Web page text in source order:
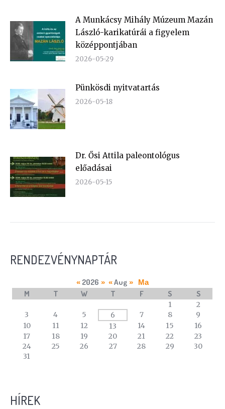
A Munkácsy Mihály Múzeum Mazán
László-karikatúrái a figyelem
középpontjában
2026-05-29
Pünkösdi nyitvatartás
2026-05-18
Dr. Ősi Attila paleontológus
előadásai
2026-05-15
RENDEZVÉNYNAPTÁR
calendar
events
« 2026 » « Aug » Ma
M T W T F S S
1
2
3
4 5 6 7 8
9
10
11 12 13 14 15
16
17
18 19 20 21 22
23
24
25 26 27 28 29
30
31
HÍREK